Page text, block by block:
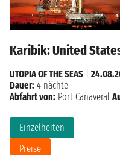
Karibik: United
Einzelheiten
Preise
UTOPIA OF THE SEAS
Dauer: 4 nächte
Abfahrt von: Port Canaveral